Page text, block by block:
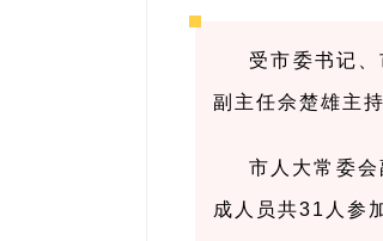
受市委书记
副主任佘楚雄主
市人大常委
成人员共31人参